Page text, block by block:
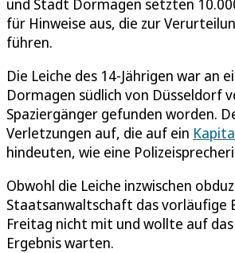
für Hinweise aus, die zur
führen.
Die Leiche des 14-Jährigen war an
Dormagen südlich von Düsseldorf
Spaziergänger gefunden worden.
Verletzungen auf, die auf ein
hindeuten, wie eine
Obwohl die Leiche inzwischen
Staatsanwaltschaft das vorläufige
Freitag nicht mit und wollte auf
Ergebnis warten.